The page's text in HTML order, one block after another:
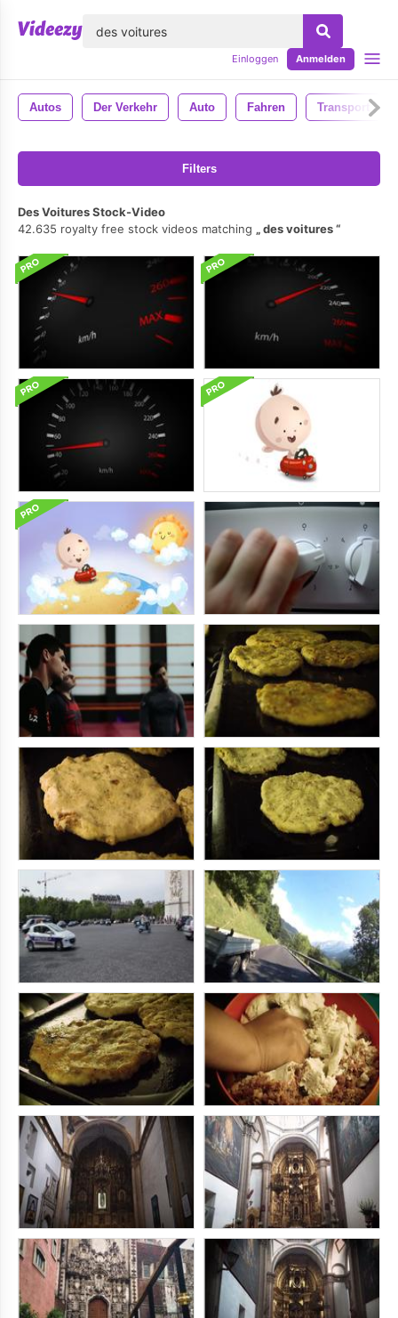
Einloggen Anmelden
Autos Der Verkehr Auto Fahren Transport
Filters
Des Voitures Stock-Video
42.635 royalty free stock videos matching
des voitures